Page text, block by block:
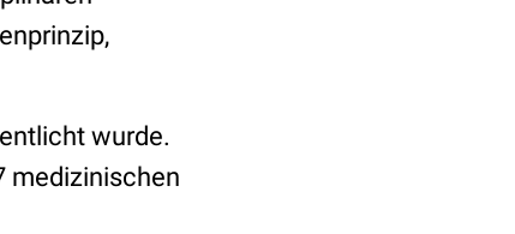
wurde.
medizinischen